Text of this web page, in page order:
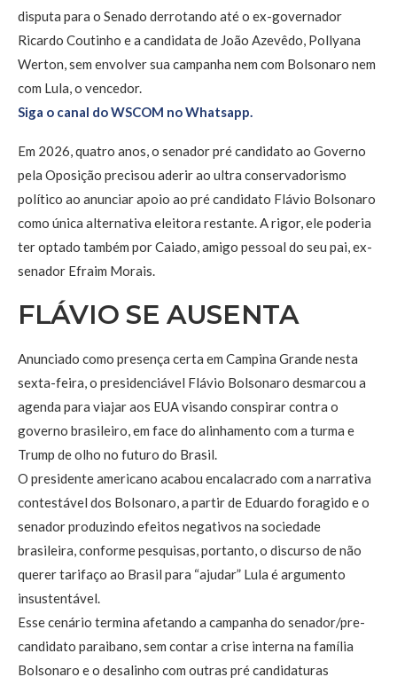
disputa para o Senado derrotando até o ex-governador
Ricardo Coutinho e a candidata de João Azevêdo, Pollyana
Werton, sem envolver sua campanha nem com Bolsonaro nem
com Lula, o vencedor.
Siga o canal do WSCOM no Whatsapp.
Em 2026, quatro anos, o senador pré candidato ao Governo
pela Oposição precisou aderir ao ultra conservadorismo
político ao anunciar apoio ao pré candidato Flávio Bolsonaro
como única alternativa eleitora restante. A rigor, ele poderia
ter optado também por Caiado, amigo pessoal do seu pai, ex-
senador Efraim Morais.
FLÁVIO SE AUSENTA
Anunciado como presença certa em Campina Grande nesta
sexta-feira, o presidenciável Flávio Bolsonaro desmarcou a
agenda para viajar aos EUA visando conspirar contra o
governo brasileiro, em face do alinhamento com a turma e
Trump de olho no futuro do Brasil.
O presidente americano acabou encalacrado com a narrativa
contestável dos Bolsonaro, a partir de Eduardo foragido e o
senador produzindo efeitos negativos na sociedade
brasileira, conforme pesquisas, portanto, o discurso de não
querer tarifaço ao Brasil para “ajudar” Lula é argumento
insustentável.
Esse cenário termina afetando a campanha do senador/pre-
candidato paraibano, sem contar a crise interna na família
Bolsonaro e o desalinho com outras pré candidaturas